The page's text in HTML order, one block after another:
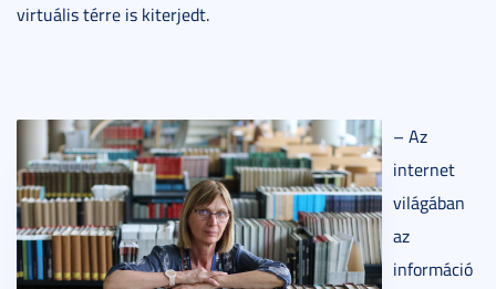
virtuális térre is kiterjedt.
– Az
internet
világában
az
információ